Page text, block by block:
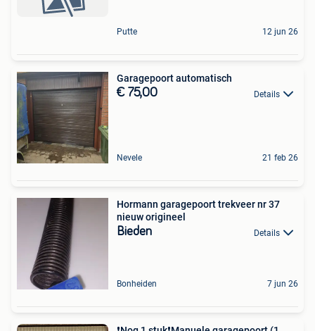
Putte 12 jun 26
Garagepoort automatisch
€ 75,00 Details
Nevele 21 feb 26
Hormann garagepoort trekveer nr 37
nieuw origineel
Bieden Details
Bonheiden 7 jun 26